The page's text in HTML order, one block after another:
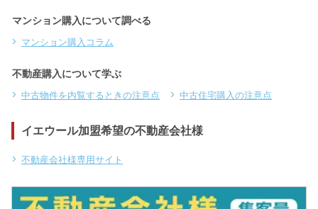
マンション購入について調べる
マンション購入コラム
不動産購入について学ぶ
中古物件を内覧するときの注意点 中古住宅購入の注意点
イエウール加盟希望の不動産会社様
不動産会社様専用サイト